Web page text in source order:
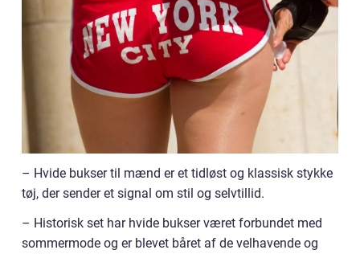
– Hvide bukser til mænd er et tidløst og klassisk stykke
tøj, der sender et signal om stil og selvtillid.
– Historisk set har hvide bukser været forbundet med
sommermode og er blevet båret af de velhavende og